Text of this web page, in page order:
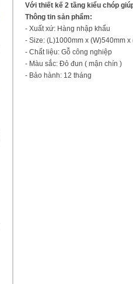
Với thiết kế 2 tầng kiểu chóp
Thông tin sản phẩm:
- Xuất xứ: Hàng nhập khẩu
- Size: (L)1000mm x (W)540mm
- Chất liệu: Gỗ công nghiệp
- Màu sắc: Đỏ đun ( mận chín )
- Bảo hành: 12 tháng